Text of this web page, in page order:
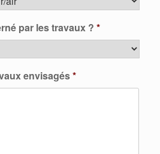
par les travaux ? *
envisagés*